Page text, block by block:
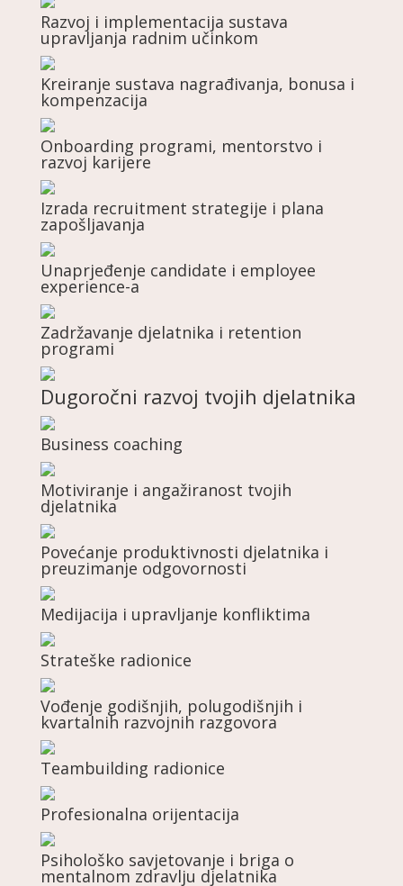
Razvoj i implementacija sustava
upravljanja radnim učinkom
Kreiranje sustava nagrađivanja, bonusa i
kompenzacija
Onboarding programi, mentorstvo i
razvoj karijere
Izrada recruitment strategije i plana
zapošljavanja
Unaprjeđenje candidate i employee
experience-a
Zadržavanje djelatnika i retention
programi
Dugoročni razvoj tvojih djelatnika
Business coaching
Motiviranje i angažiranost tvojih
djelatnika
Povećanje produktivnosti djelatnika i
preuzimanje odgovornosti
Medijacija i upravljanje konfliktima
Strateške radionice
Vođenje godišnjih, polugodišnjih i
kvartalnih razvojnih razgovora
Teambuilding radionice
Profesionalna orijentacija
Psihološko savjetovanje i briga o
mentalnom zdravlju djelatnika